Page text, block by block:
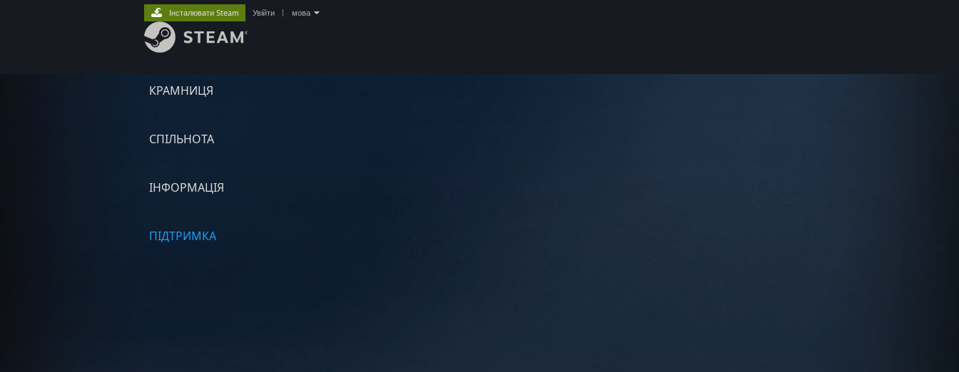
КРАМНИЦЯ
СПІЛЬНОТА
ІНФОРМАЦІЯ
ПІДТРИМКА
Інсталювати Steam Увійти мова